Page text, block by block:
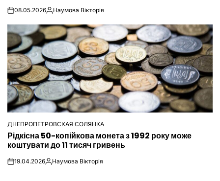
on08.05.2026Опубліковано
Наумова Вікторія
ОПУБЛІКУВАТИ
У
ДНЕПРОПЕТРОВСКАЯ СОЛЯНКА
Рідкісна 50-копійкова монета з 1992 року може
коштувати до 11 тисяч гривень
on19.04.2026Опубліковано
Наумова Вікторія